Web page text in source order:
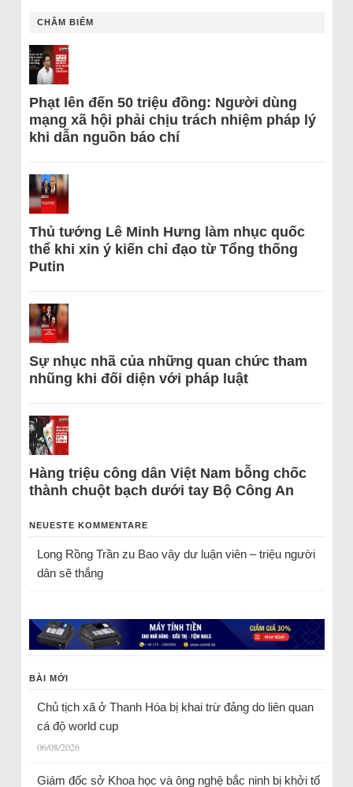
CHÂM BIẾM
Phạt lên đến 50 triệu đồng: Người dùng
mạng xã hội phải chịu trách nhiệm pháp lý
khi dẫn nguồn báo chí
Thủ tướng Lê Minh Hưng làm nhục quốc
thể khi xin ý kiến chỉ đạo từ Tổng thống
Putin
Sự nhục nhã của những quan chức tham
nhũng khi đối diện với pháp luật
Hàng triệu công dân Việt Nam bỗng chốc
thành chuột bạch dưới tay Bộ Công An
NEUESTE KOMMENTARE
Long Rồng Trầnzu Bao vây dư luận viên – triệu người
dân sẽ thắng
BÀI MỚI
Chủ tịch xã ở Thanh Hóa bị khai trừ đảng do liên quan
cá độ world cup
06/08/2026
Giám đốc sở Khoa học và ông nghệ bắc ninh bị khởi tố